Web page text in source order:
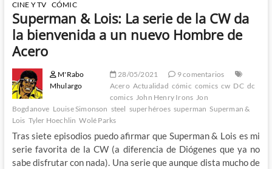
CINE Y TV CÓMIC
Superman & Lois: La serie de la CW da
la bienvenida a un nuevo Hombre de
Acero
M'Rabo
Mhulargo
28/05/2021
9 comentarios
Acero Actualidad cómic comics cw DC dc
comics John Henry Irons Jon
Bogdanove Louise Simonson steel superhéroes superman Superman &
Lois Tyler Hoechlin Wolé Parks
Tras siete episodios puedo afirmar que Superman & Lois es mi
serie favorita de la CW (a diferencia de Diógenes que ya no
sabe disfrutar con nada). Una serie que aunque dista mucho de